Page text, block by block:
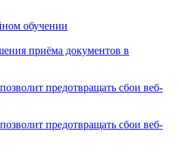
обучении
приёма документов в
предотвращать сбои веб-
предотвращать сбои веб-